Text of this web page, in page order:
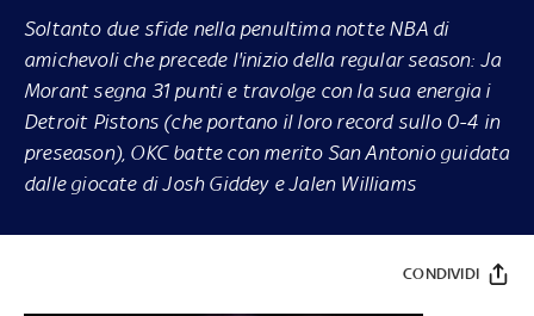
Soltanto due sfide nella penultima notte NBA di
amichevoli che precede l'inizio della regular season: Ja
Morant segna 31 punti e travolge con la sua energia i
Detroit Pistons (che portano il loro record sullo 0-4 in
preseason), OKC batte con merito San Antonio guidata
dalle giocate di Josh Giddey e Jalen Williams
CONDIVIDI